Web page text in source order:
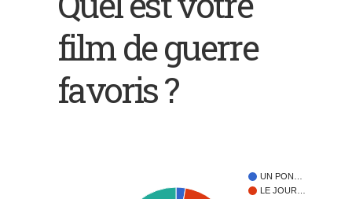
film de guerre
favoris ?
UN PON…
LE JOUR…